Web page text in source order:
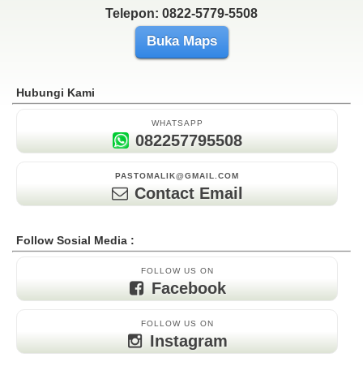
Telepon: 0822-5779-5508
Buka Maps
Hubungi Kami
WHATSAPP
082257795508
PASTOMALIK@GMAIL.COM
Contact Email
Follow Sosial Media :
FOLLOW US ON
Facebook
FOLLOW US ON
Instagram